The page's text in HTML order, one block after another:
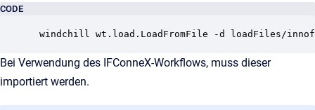
CODE
windchill wt.load.LoadFromFile -d loadFiles/
Bei Verwendung des IFConneX-Workflows, muss dieser
importiert werden.